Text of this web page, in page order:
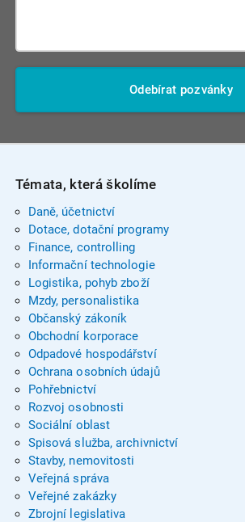
Odebírat pozvánky
Témata, která školíme
Daně, účetnictví
Dotace, dotační programy
Finance, controlling
Informační technologie
Logistika, pohyb zboží
Mzdy, personalistika
Občanský zákoník
Obchodní korporace
Odpadové hospodářství
Ochrana osobních údajů
Pohřebnictví
Rozvoj osobnosti
Sociální oblast
Spisová služba, archivnictví
Stavby, nemovitosti
Veřejná správa
Veřejné zakázky
Zbrojní legislativa